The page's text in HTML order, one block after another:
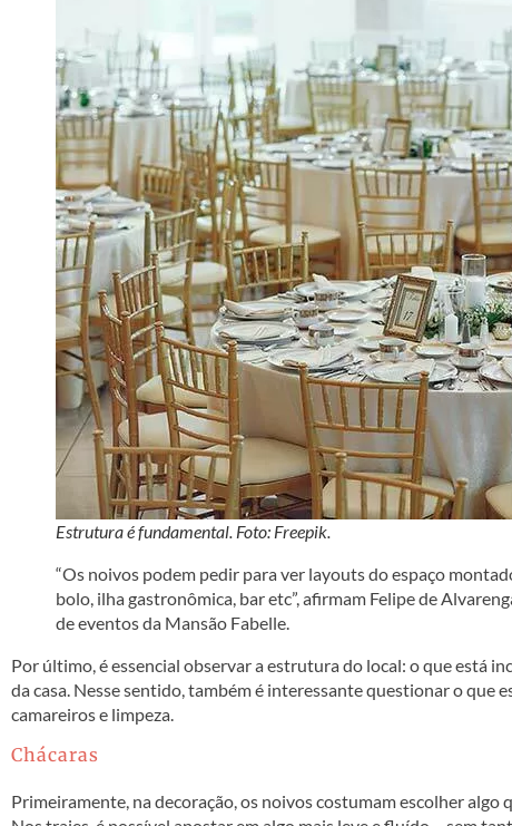
Estrutura é fundamental. Foto: Freepik.
“Os noivos podem pedir para ver layouts do espaço
bolo, ilha gastronômica, bar etc”, afirmam Felipe de
de eventos da Mansão Fabelle.
Por último, é essencial observar a estrutura do local: o que está
da casa. Nesse sentido, também é interessante questionar o que
camareiros e limpeza.
Chácaras
Primeiramente, na decoração, os noivos costumam escolher